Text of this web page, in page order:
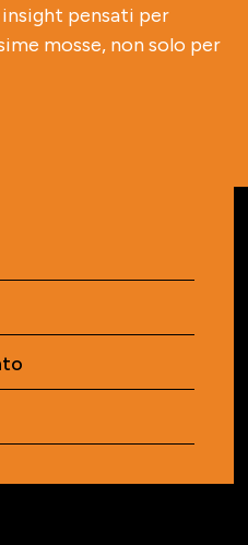
insight pensati per
mosse, non solo per